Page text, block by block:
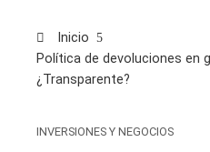
Inicio
Política de devoluciones en
¿Transparente?
INVERSIONES Y NEGOCIOS